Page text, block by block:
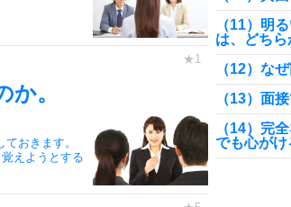
。
おきます。
えようとする
（11）明
は、どちら
（12）な
（13）面
（14）完
でも心がけ